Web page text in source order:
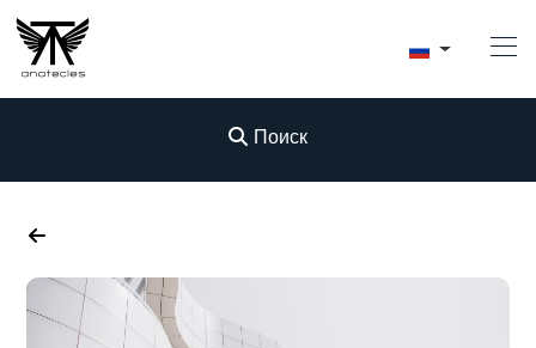
Интериоризм
Поиск